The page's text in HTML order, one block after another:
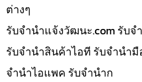
ต่างๆ
รับจํานําแจ้งวัฒนะ.com รับจ
รับจำนำสินค้าไอที รับจำนำ
จำนำไอแพค รับจำนำก